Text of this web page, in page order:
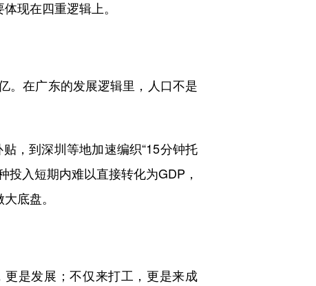
现在四重逻辑上。
在广东的发展逻辑里，人口不是
，到深圳等地加速编织“15分钟托
入短期内难以直接转化为GDP，
底盘。
是发展；不仅来打工，更是来成